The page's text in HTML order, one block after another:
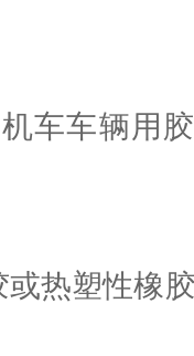
车车辆用
热塑性橡